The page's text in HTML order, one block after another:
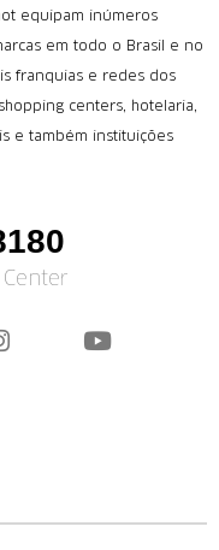
equipam inúmeros
em todo o Brasil e no
franquias e redes dos
centers, hotelaria,
e também instituições